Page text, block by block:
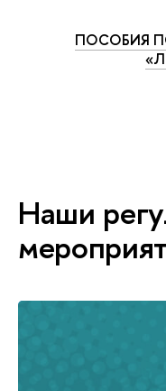
ПОСОБИЯ
Наши